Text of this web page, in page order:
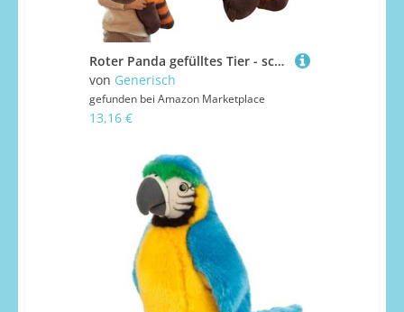
Roter Panda gefülltes Tier - schlafender Komfort Plüschkissen, weiche umarmende Puppe, großes -Kissen, süßes Tierspielzeug, entzückende matschige Figur | Kuschelige Schlafenszeit Kusche
von Generisch
gefunden bei Amazon Marketplace
13,16 €